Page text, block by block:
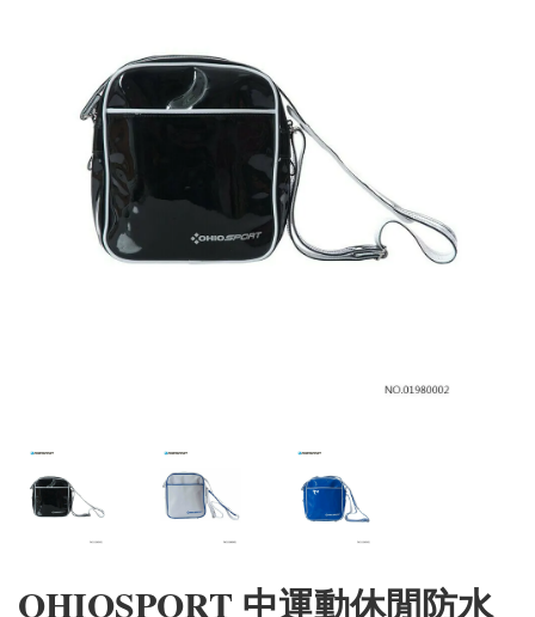
OHIOSPORT 中運動休閒防水